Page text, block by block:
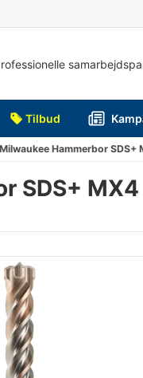
Tilbud
Milwaukee Hammerbor SDS+
SDS+